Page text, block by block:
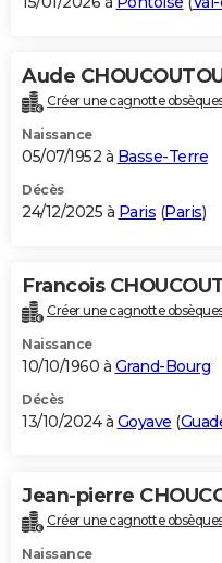
Carte de Noël
Carte Bonne année
Carte Saint-Valentin
Carte Pâques
Carte d'anniversaire
DICTIONNAIRE
Dictionnaire
Biographies
Citations
Expressions
Proverbes
PROGRAMME TV
S'inscrire
Se connecter
Lycées
Collèges
Primaires
Universités
Entreprises
Service militaire
Avis de recherche
AVIS DE DÉCÈS
Bricolage
Lifestyle
Culture
Sport
Auto
Television
Voyage
Cinema
Aude
Créer une cagnotte
Naissance
05/07/1952 à Basse-Terre
Décès
24/12/2025 à Paris (Paris)
Francois
Créer une cagnotte
Naissance
10/10/1960 à Grand-Bourg
Décès
13/10/2024 à Goyave (
Jean-pierre
Créer une cagnotte
Naissance